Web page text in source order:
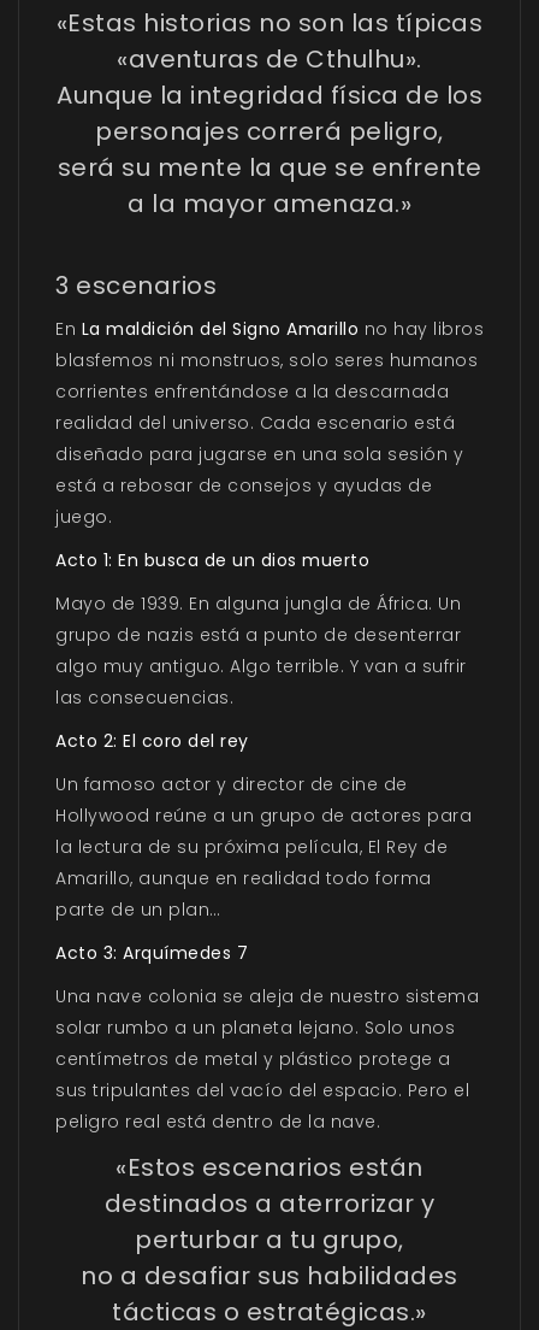
«Estas historias no son las típicas
«aventuras de Cthulhu».
Aunque la integridad física de los
personajes correrá peligro,
será su mente la que se enfrente
a la mayor amenaza.»
3 escenarios
En La maldición del Signo Amarillo no hay libros
blasfemos ni monstruos, solo seres humanos
corrientes enfrentándose a la descarnada
realidad del universo. Cada escenario está
diseñado para jugarse en una sola sesión y
está a rebosar de consejos y ayudas de
juego.
Acto 1: En busca de un dios muerto
Mayo de 1939. En alguna jungla de África. Un
grupo de nazis está a punto de desenterrar
algo muy antiguo. Algo terrible. Y van a sufrir
las consecuencias.
Acto 2: El coro del rey
Un famoso actor y director de cine de
Hollywood reúne a un grupo de actores para
la lectura de su próxima película, El Rey de
Amarillo, aunque en realidad todo forma
parte de un plan…
Acto 3: Arquímedes 7
Una nave colonia se aleja de nuestro sistema
solar rumbo a un planeta lejano. Solo unos
centímetros de metal y plástico protege a
sus tripulantes del vacío del espacio. Pero el
peligro real está dentro de la nave.
«Estos escenarios están
destinados a aterrorizar y
perturbar a tu grupo,
no a desafiar sus habilidades
tácticas o estratégicas.»